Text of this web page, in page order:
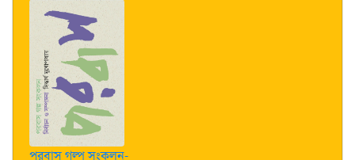
পরবাস গল্প সংকলন-